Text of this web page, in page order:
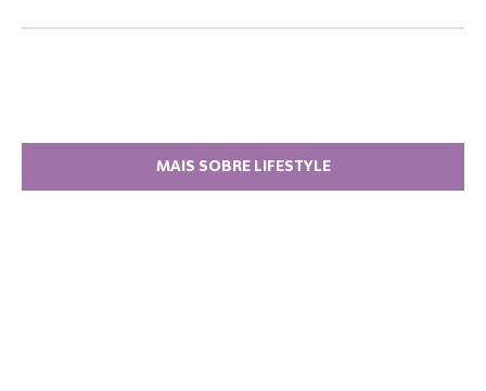
MAIS SOBRE LIFESTYLE